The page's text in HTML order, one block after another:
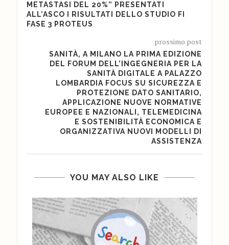
METASTASI DEL 20%” PRESENTATI
ALL’ASCO I RISULTATI DELLO STUDIO FI
FASE 3 PROTEUS
prossimo post
SANITÀ, A MILANO LA PRIMA EDIZIONE
DEL FORUM DELL’INGEGNERIA PER LA
SANITÀ DIGITALE A PALAZZO
LOMBARDIA FOCUS SU SICUREZZA E
PROTEZIONE DATO SANITARIO,
APPLICAZIONE NUOVE NORMATIVE
EUROPEE E NAZIONALI, TELEMEDICINA
E SOSTENIBILITÀ ECONOMICA E
ORGANIZZATIVA NUOVI MODELLI DI
ASSISTENZA
YOU MAY ALSO LIKE